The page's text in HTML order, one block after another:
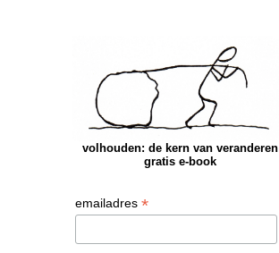
volhouden: de kern van veranderen
gratis e-book
emailadres*